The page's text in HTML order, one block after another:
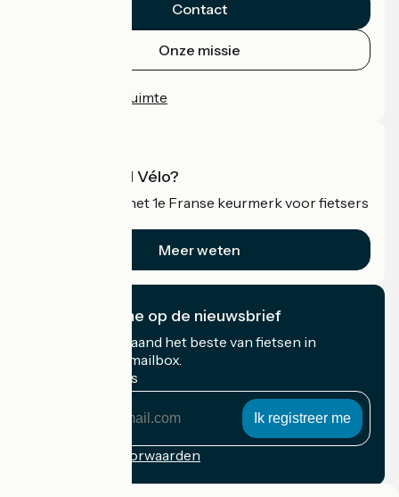
Contact
Onze missie
Professionele ruimte
Wat is Accueil Vélo?
Accueil Vélo is het 1e Franse keurmerk voor fietsers
Meer weten
Ik abonneer me op de nieuwsbrief
Ontvang elke maand het beste van fietsen in
Frankrijk in uw mailbox.
Mijn e-mailadres
Inschrijvingsvoorwaarden